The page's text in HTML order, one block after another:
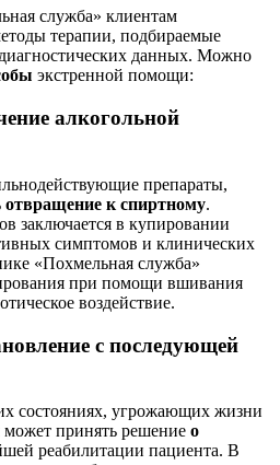
служба» клиентам
терапии, подбираемые
данных. Можно
экстренной помощи:
алкогольной
препараты,
отвращение к спиртному.
заключается в купировании
симптомов и клинических
«Похмельная служба»
при помощи вшивания
воздействие.
с последующей
состояниях, угрожающих жизни
может принять решение о
реабилитации пациента. В